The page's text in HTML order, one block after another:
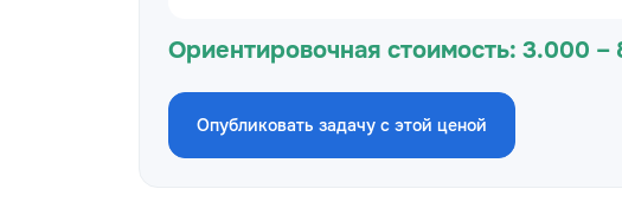
Ориентировочная стоимость: 3.000 –
Опубликовать задачу с этой ценой